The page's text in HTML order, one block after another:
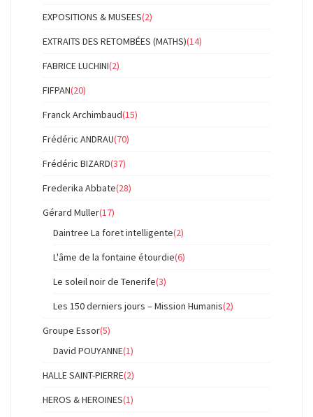
EXPOSITIONS & MUSEES(2)
EXTRAITS DES RETOMBÉES (MATHS)(14)
FABRICE LUCHINI(2)
FIFPAN(20)
Franck Archimbaud(15)
Frédéric ANDRAU(70)
Frédéric BIZARD(37)
Frederika Abbate(28)
Gérard Muller(17)
Daintree La foret intelligente(2)
L'âme de la fontaine étourdie(6)
Le soleil noir de Tenerife(3)
Les 150 derniers jours – Mission Humanis(2)
Groupe Essor(5)
David POUYANNE(1)
HALLE SAINT-PIERRE(2)
HEROS & HEROINES(1)